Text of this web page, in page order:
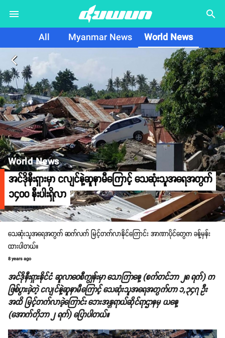
search
All Myanmar News World News
arrow_back_ios
World News
အင်ဒိုနီးရှားမှာ ငလျင်နဲ့ဆူနာမီကြောင့် သေဆုံးသူအရေအတွက်
၁၄၀၀ နီးပါးရှိလာ
သေဆုံးသူအရေအတွက် ဆက်လက် မြင့်တက်လာနိုင်ကြောင်း အာဏာပိုင်တွေက ခန့်မှန်း
ထားပါတယ်။
8 years ago
အင်ဒိုနီးရှားနိုင်ငံ ဆူလာဝေစီကျွန်းမှာ သောကြာနေ့ (စက်တင်ဘာ ၂၈ ရက်) က
ဖြစ်ပွားခဲ့တဲ့ ငလျင်နဲ့ဆူနာမီကြောင့် သေဆုံးသူအရေအတွက်ဟာ ၁,၃၄၇ ဦး
အထိ မြင့်တက်လာခဲ့ကြောင်း ဘေးအန္တရာယ်ဆိုင်ရာဌာနမှ ယနေ့
(အောက်တိုဘာ ၂ ရက်) ပြောပါတယ်။